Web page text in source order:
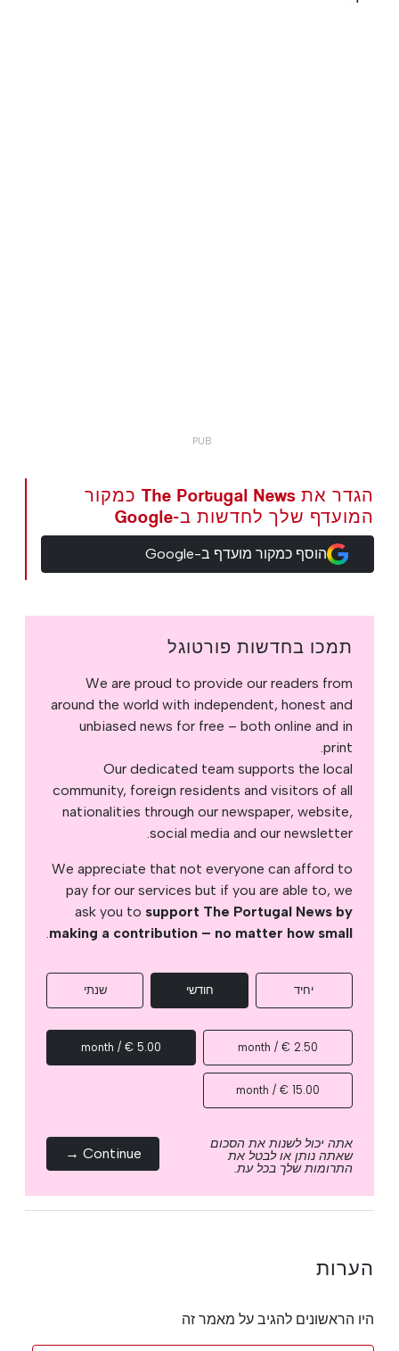
הגדר את The Portugal News כמקור
המועדף שלך לחדשות ב-Google
הוסף כמקור מועדף ב-Google
תמכו בחדשות פורטוגל
We are proud to provide our readers from
around the world with independent, honest and
unbiased news for free – both online and in
print.
Our dedicated team supports the local
community, foreign residents and visitors of all
nationalities through our newspaper, website,
social media and our newsletter.
We appreciate that not everyone can afford to
pay for our services but if you are able to, we
ask you to support The Portugal News by
making a contribution – no matter how small
.
יחיד חודשי שנתי
2.50 € / month
5.00 € / month
15.00 € / month
אתה יכול לשנות את הסכום
שאתה נותן או לבטל את
התרומות שלך בכל עת.
Continue →
הערות
היו הראשונים להגיב על מאמר זה